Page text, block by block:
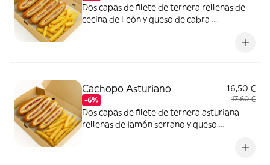
Dos capas de filete de ternera rellenas de
cecina de León y queso de cabra .
Cachopo Asturiano
-6%
16,50 €
17,60 €
Dos capas de filete de ternera asturiana
rellenas de jamón serrano y queso.